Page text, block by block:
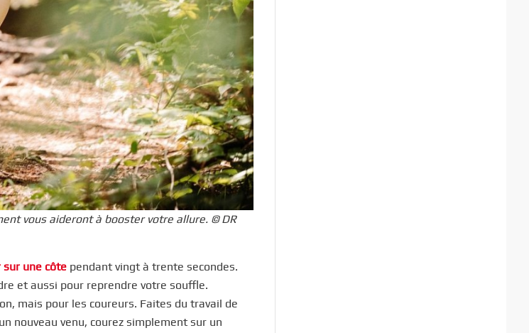
vous aideront à booster votre allure. © DR
une côte pendant vingt à trente secondes.
et aussi pour reprendre votre souffle.
mais pour les coureurs. Faites du travail de
nouveau venu, courez simplement sur un